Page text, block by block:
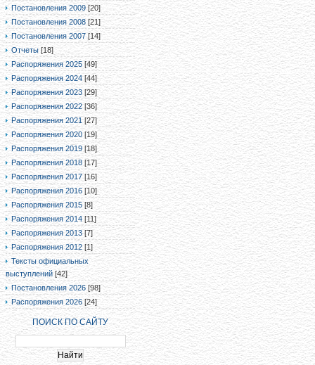
Постановления 2009 [20]
Постановления 2008 [21]
Постановления 2007 [14]
Отчеты [18]
Распоряжения 2025 [49]
Распоряжения 2024 [44]
Распоряжения 2023 [29]
Распоряжения 2022 [36]
Распоряжения 2021 [27]
Распоряжения 2020 [19]
Распоряжения 2019 [18]
Распоряжения 2018 [17]
Распоряжения 2017 [16]
Распоряжения 2016 [10]
Распоряжения 2015 [8]
Распоряжения 2014 [11]
Распоряжения 2013 [7]
Распоряжения 2012 [1]
Тексты официальных
выступлений [42]
Постановления 2026 [98]
Распоряжения 2026 [24]
ПОИСК ПО САЙТУ